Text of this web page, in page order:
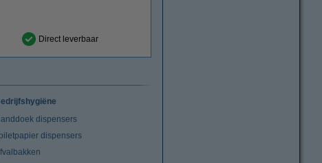
Direct leverbaar
dispensers
dispensers